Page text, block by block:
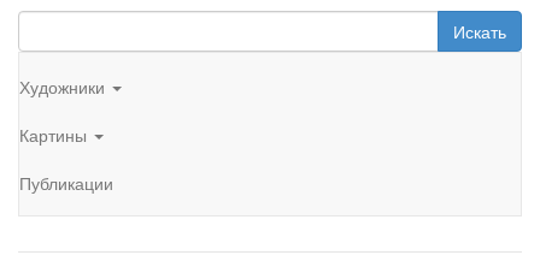
Искать
Художники
Картины
Публикации